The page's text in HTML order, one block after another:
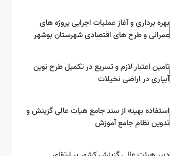
بهره برداری و آغاز عملیات اجرایی پروژه های
عمرانی و طرح های اقتصادی شهرستان بوشهر
تامین اعتبار لازم و تسریع در تکمیل طرح نوین
آبیاری در اراضی نخیلات
استفاده بهینه از سند جامع هیات عالی گزینش و‌
تدوین نظام جامع آموزش